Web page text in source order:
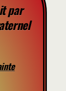
par